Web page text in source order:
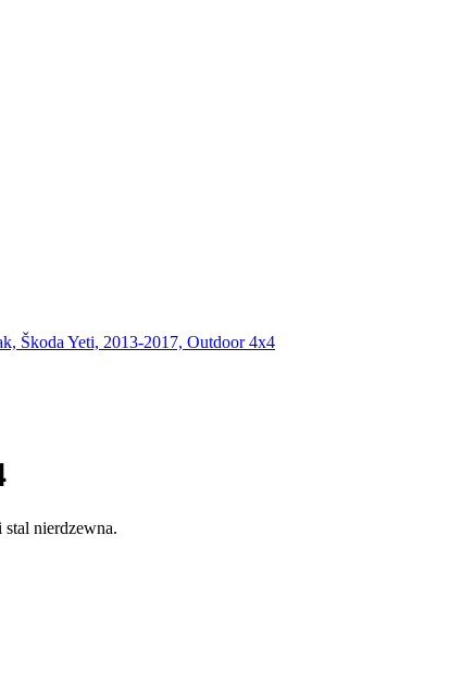
Škoda Yeti, 2013-2017, Outdoor 4x4
nierdzewna.